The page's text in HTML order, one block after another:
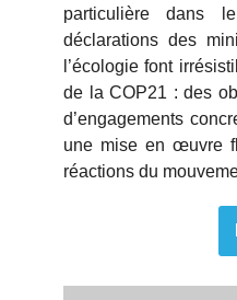
particulière dans
déclarations des
l’écologie font
de la COP21 : des
d’engagements
une mise en œuvre
réactions du